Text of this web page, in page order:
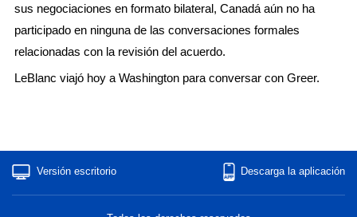
sus negociaciones en formato bilateral, Canadá aún no ha
participado en ninguna de las conversaciones formales
relacionadas con la revisión del acuerdo.
LeBlanc viajó hoy a Washington para conversar con Greer.
Versión escritorio Descarga la aplicación